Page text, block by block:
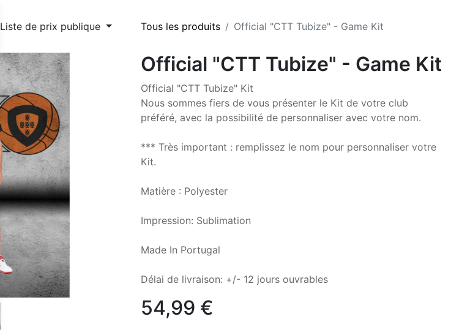
Liste de prix publique Tous les produits Official "CTT Tubize" - Game Kit
Official "CTT Tubize" - Game Kit
Official "CTT Tubize" Kit
Nous sommes fiers de vous présenter le Kit de votre club
préféré, avec la possibilité de personnaliser avec votre nom.
*** Très important : remplissez le nom pour personnaliser votre
Kit.
Matière : Polyester
Impression: Sublimation
Made In Portugal
Délai de livraison: +/- 12 jours ouvrables
54,99 €